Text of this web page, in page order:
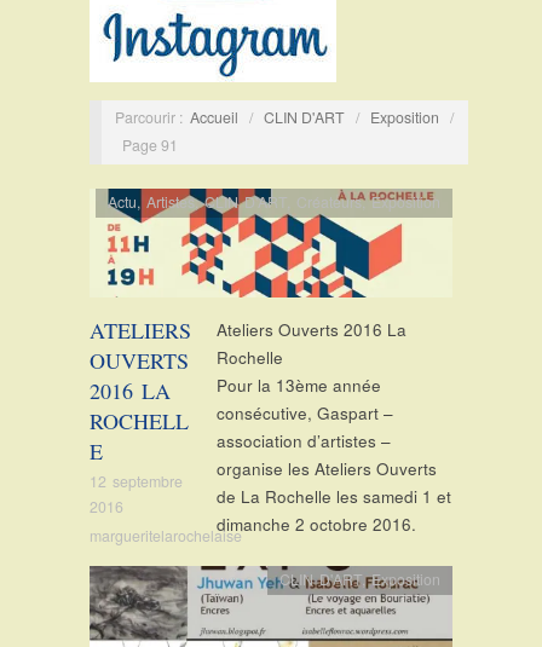
Parcourir : Accueil / CLIN D'ART / Exposition /
Page 91
ATELIERS
OUVERTS
2016 LA
ROCHELL
E
12 septembre
2016
margueritelarochelaise
Actu,Artistes,CLIN D'ART, Créateurs,Exposition
Ateliers Ouverts 2016 La
Rochelle
Pour la 13ème année
consécutive, Gaspart –
association d’artistes –
organise les Ateliers Ouverts
de La Rochelle les samedi 1 et
dimanche 2 octobre 2016.
CLIN D'ART,Exposition